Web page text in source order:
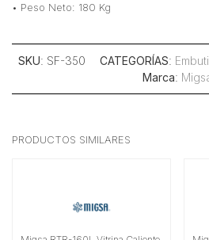
• Peso Neto: 180 Kg
SKU: SF-350 CATEGORÍAS:
Marca:
PRODUCTOS SIMILARES